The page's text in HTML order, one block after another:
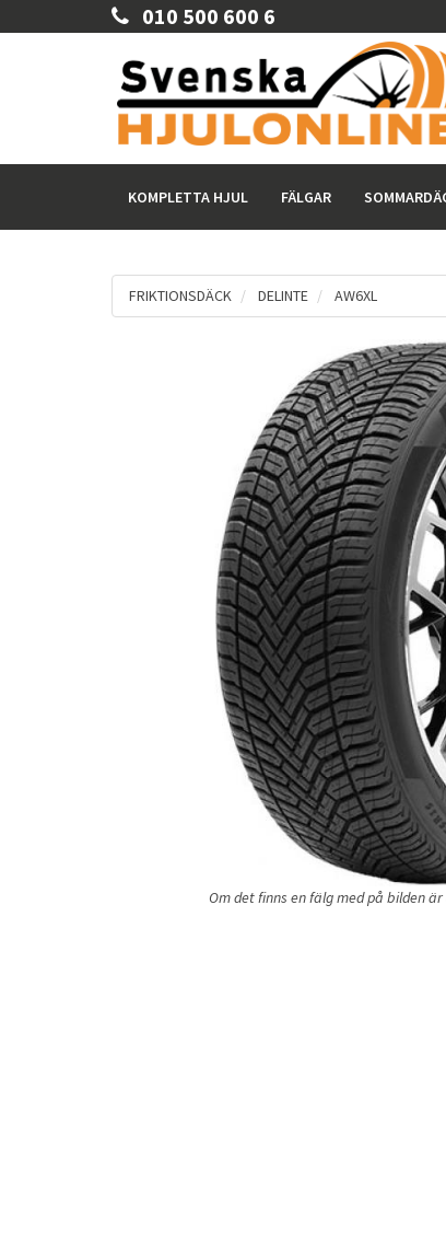
010 500 600 6
KOMPLETTA HJUL FÄLGAR
FRIKTIONSDÄCK DELINTE AW6XL
Om det finns en fälg med på bilden